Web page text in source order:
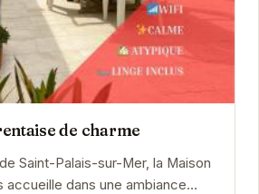
de charme
Saint-Palais-sur-Mer, la Maison
accueille dans une ambiance